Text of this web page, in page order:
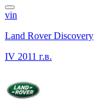
vin
Land Rover Discovery
IV 2011 г.в.